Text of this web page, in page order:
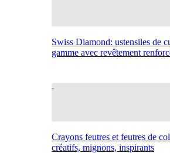
Swiss Diamond: ustensiles de
gamme avec revêtement
Crayons feutres et feutres de
créatifs, mignons, inspirants